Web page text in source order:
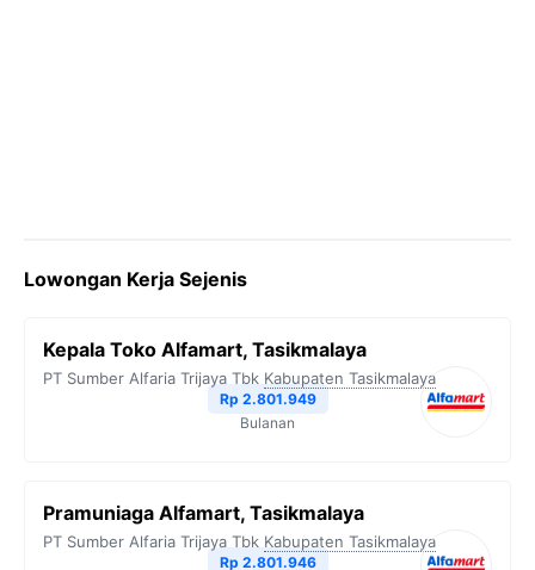
Lowongan Kerja Sejenis
Kepala Toko Alfamart, Tasikmalaya
PT Sumber Alfaria Trijaya Tbk Kabupaten Tasikmalaya
Rp 2.801.949
Bulanan
Pramuniaga Alfamart, Tasikmalaya
PT Sumber Alfaria Trijaya Tbk Kabupaten Tasikmalaya
Rp 2.801.946